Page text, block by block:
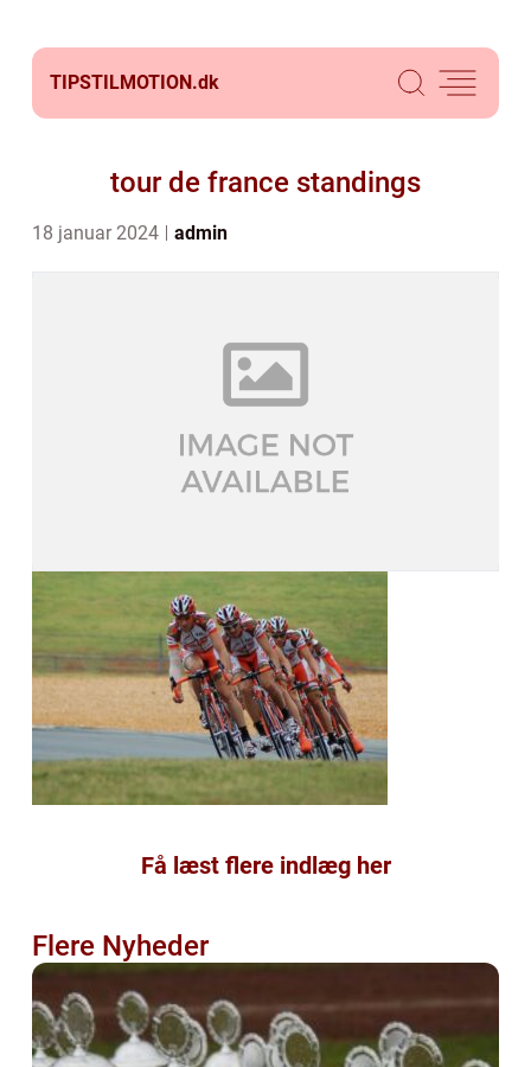
TIPSTILMOTION.dk
tour de france standings
18 januar 2024 admin
Få læst flere indlæg her
Flere Nyheder